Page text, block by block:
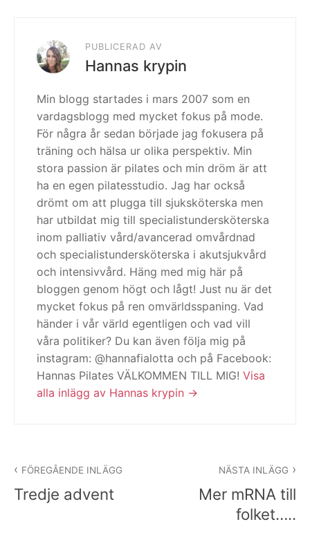
PUBLICERAD AV
Hannas krypin
Min blogg startades i mars 2007 som en
vardagsblogg med mycket fokus på mode.
För några år sedan började jag fokusera på
träning och hälsa ur olika perspektiv. Min
stora passion är pilates och min dröm är att
ha en egen pilatesstudio. Jag har också
drömt om att plugga till sjuksköterska men
har utbildat mig till specialistundersköterska
inom palliativ vård/avancerad omvårdnad
och specialistundersköterska i akutsjukvård
och intensivvård. Häng med mig här på
bloggen genom högt och lågt! Just nu är det
mycket fokus på ren omvärldsspaning. Vad
händer i vår värld egentligen och vad vill
våra politiker? Du kan även följa mig på
instagram: @hannafialotta och på Facebook:
Hannas Pilates VÄLKOMMEN TILL MIG! Visa
alla inlägg av Hannas krypin
FÖREGÅENDE INLÄGG
Tredje advent
NÄSTA INLÄGG
Mer mRNA till
folket…..